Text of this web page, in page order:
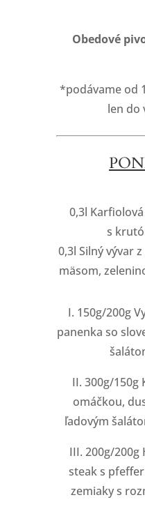
Obedové
*podávame od
len do
0,3l
s
0,3l Silný vývar
mäsom,
I. 150g/200g
panenka so
II. 300g/150g
omáčkou,
ľadovým
III. 200g/
steak s
zemiaky s